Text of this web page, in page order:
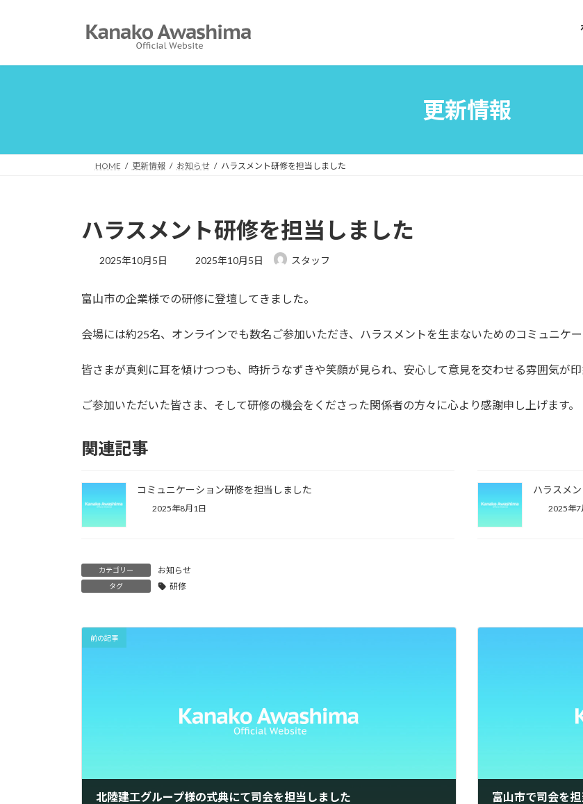
プ
動
更新情報
HOME 更新情報 お知らせ ハラスメント研修を担当しました
ハラスメント研修を担当しました
2025年10月5日
最
新
:
2025年10月5日 スタッフ
富山市の企業様での研修に登壇してきました。
会場には約25名、オンラインでも数名ご参加いただき、ハラスメントを生まないためのコミュニケ
皆さまが真剣に耳を傾けつつも、時折うなずきや笑顔が見られ、安心して意見を交わせる雰囲気が印
ご参加いただいた皆さま、そして研修の機会をくださった関係者の方々に心より感謝申し上げます。
関連記事
コミュニケーション研修を担当しました
2025年8月1日
ハラスメ
2025年7
カテゴリー お知らせ
タグ 研修
前の記事
北陸建工グループ様の式典にて司会を担当しました 富山市で司会を